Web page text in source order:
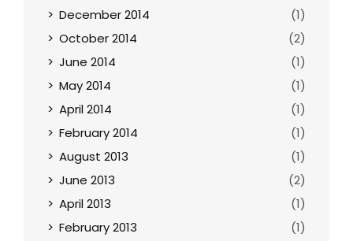
December 2014
(1)
October 2014
(2)
June 2014
(1)
May 2014
(1)
April 2014
(1)
February 2014
(1)
August 2013
(1)
June 2013
(2)
April 2013
(1)
February 2013
(1)